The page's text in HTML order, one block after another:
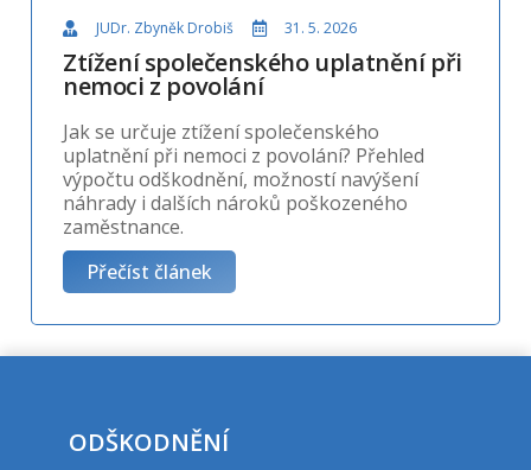
JUDr. Zbyněk Drobiš 31. 5. 2026
Ztížení společenského uplatnění při
nemoci z povolání
Jak se určuje ztížení společenského
uplatnění při nemoci z povolání? Přehled
výpočtu odškodnění, možností navýšení
náhrady i dalších nároků poškozeného
zaměstnance.
Přečíst článek
ODŠKODNĚNÍ